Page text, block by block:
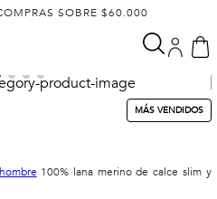
SOBRE $60.000
MÁS VENDIDOS
100% lana merino de calce slim y